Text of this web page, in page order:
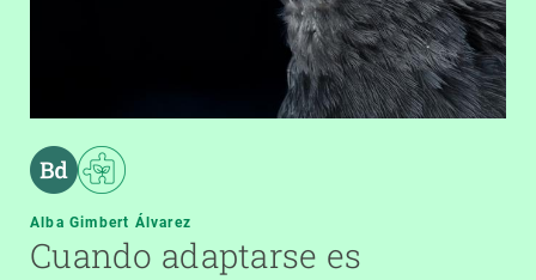
Alba Gimbert Álvarez
Cuando adaptarse es